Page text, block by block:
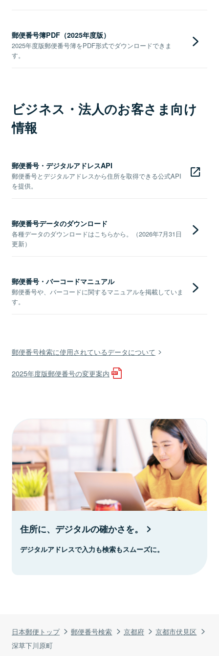
日本郵便トップ 郵便番号検索 京都府
京都市伏見区
深草下川原町
郵便番号簿PDF（2025年度版）
2025年度版郵便番号簿をPDF形式でダウンロードできま
す。
ビジネス・法人のお客さま向け
情報
郵便番号・デジタルアドレスAPI
郵便番号とデジタルアドレスから住所を取得できる公式API
を提供。
郵便番号データのダウンロード
各種データのダウンロードはこちらから。（2026年7月31日
更新）
郵便番号・バーコードマニュアル
郵便番号や、バーコードに関するマニュアルを掲載していま
す。
郵便番号検索に使用されているデータについて
2025年度版郵便番号の変更案内
住所に、デジタルの確かさを。
デジタルアドレスで入力も検索もスムーズに。